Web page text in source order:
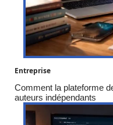
Entreprise
Comment la plateforme
auteurs indépendants